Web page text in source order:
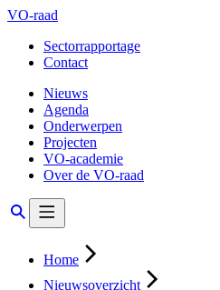
VO-raad
Sectorrapportage
Contact
Nieuws
Agenda
Onderwerpen
Projecten
VO-academie
Over de VO-raad
Home
Nieuwsoverzicht